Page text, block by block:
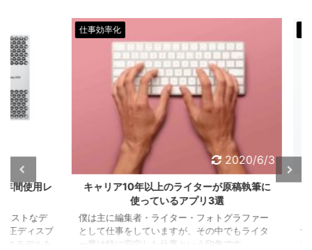
6/3
用レ
なデ
ィスプ
仕事効率化
2020/6/3
キャリア10年以上のライターが原稿執筆に
使っているアプリ3選
僕は主に編集者・ライター・フォトグラファー
として仕事をしていますが、その中でもライタ
ー業は特に安定した仕事という印象です ...
音楽
マイ